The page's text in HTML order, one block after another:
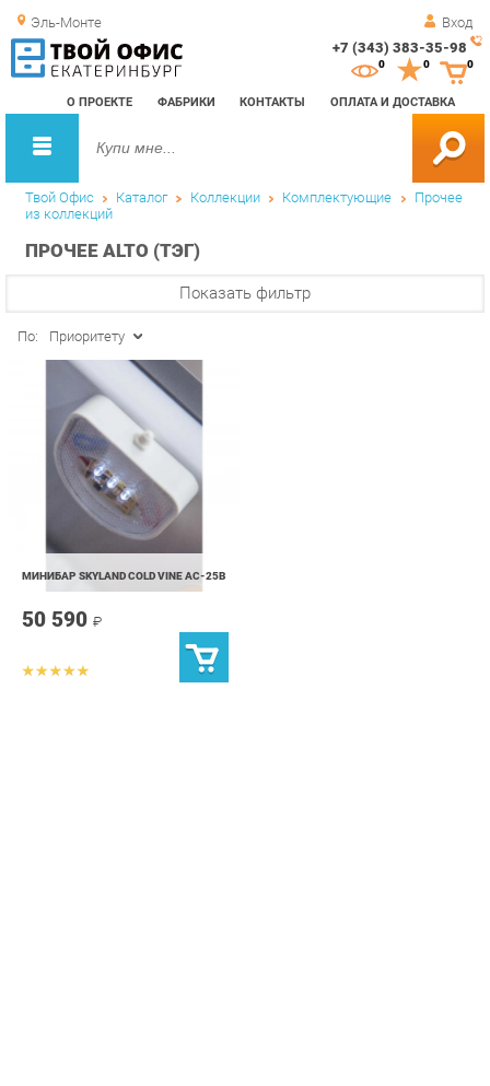
Эль-Монте Вход
+7 (343) 383-35-98
О ПРОЕКТЕ ФАБРИКИ КОНТАКТЫ ОПЛАТА И ДОСТАВКА
0 0
Твой Офис Каталог Коллекции Комплектующие Прочее
из коллекций
ПРОЧЕЕ ALTO (ТЭГ)
МИНИБАР SKYLAND COLD VINE AC-25B
50 590₽